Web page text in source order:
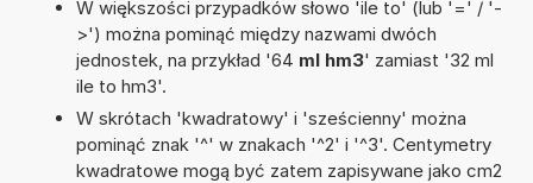
W większości przypadków słowo 'ile to' (lub '=' / '-
>') można pominąć między nazwami dwóch
jednostek, na przykład '64 ml hm3' zamiast '32 ml
ile to hm3'.
W skrótach 'kwadratowy' i 'sześcienny' można
pominąć znak '^' w znakach '^2' i '^3'. Centymetry
kwadratowe mogą być zatem zapisywane jako cm2